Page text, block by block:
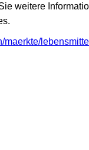
weitere
maerkte/